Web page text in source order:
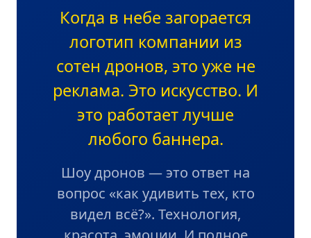
Когда в небе загорается
логотип компании из
сотен дронов, это уже не
реклама. Это искусство. И
это работает лучше
любого баннера.
Шоу дронов — это ответ на
вопрос «как удивить тех, кто
видел всё?». Технология,